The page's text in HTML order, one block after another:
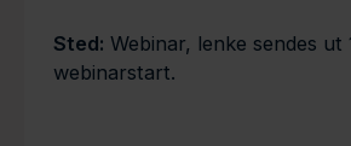
Sted: Webinar, lenke sendes ut
webinarstart.